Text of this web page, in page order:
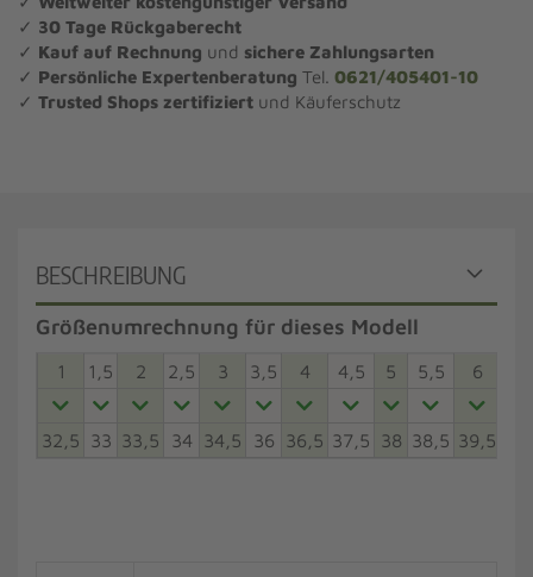
✓ 30 Tage Rückgaberecht
✓ Kauf auf Rechnung und sichere Zahlungsarten
✓ Persönliche Expertenberatung Tel. 0621/405401-10
✓ Trusted Shops zertifiziert und Käuferschutz
BESCHREIBUNG
Größenumrechnung für dieses Modell
1 1,5 2 2,5 3 3,5 4 4,5 5 5,5 6
32,5 33 33,5 34 34,5 36 36,5 37,5 38 38,5 39,5